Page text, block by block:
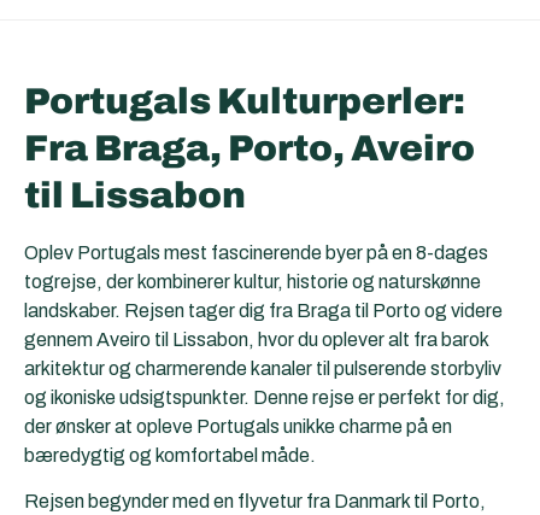
Portugals Kulturperler:
Fra Braga, Porto, Aveiro
til Lissabon
Oplev Portugals mest fascinerende byer på en 8-dages
togrejse, der kombinerer kultur, historie og naturskønne
landskaber. Rejsen tager dig fra Braga til Portoog videre
gennem Aveiro til Lissabon, hvor du oplever alt fra barok
arkitektur og charmerende kanaler til pulserende storbyliv
og ikoniske udsigtspunkter. Denne rejse er perfekt for dig,
der ønsker at opleve Portugals unikke charme på en
bæredygtig og komfortabel måde.
Rejsen begynder med en flyvetur fra Danmark til Porto,